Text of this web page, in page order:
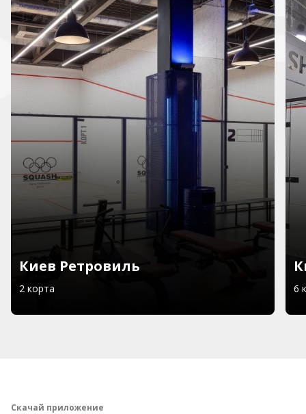
Киев Ретровиль
2 корта 6
Скачай приложение